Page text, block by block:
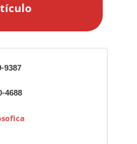
9387
4688